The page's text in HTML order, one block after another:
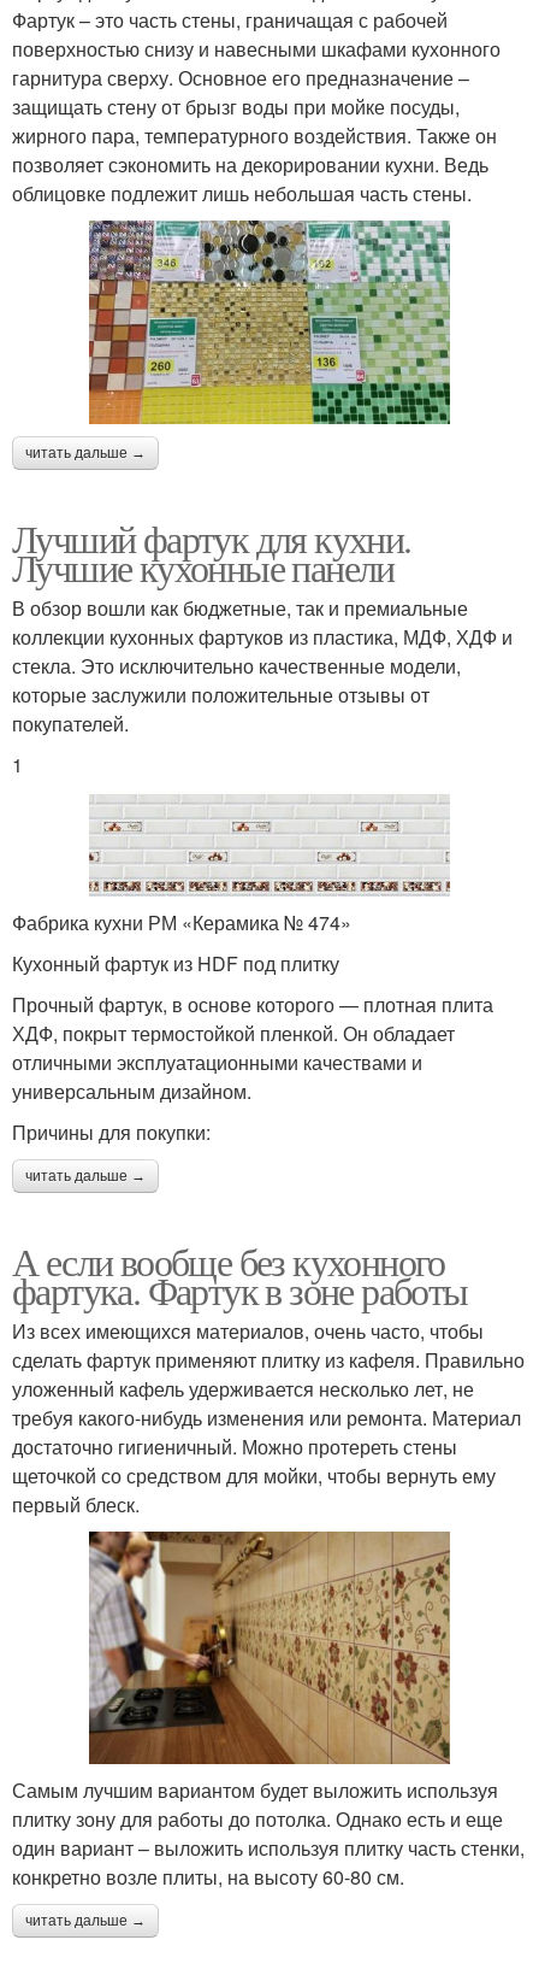
Фартук – это часть стены, граничащая с рабочей
поверхностью снизу и навесными шкафами кухонного
гарнитура сверху. Основное его предназначение –
защищать стену от брызг воды при мойке посуды,
жирного пара, температурного воздействия. Также он
позволяет сэкономить на декорировании кухни. Ведь
облицовке подлежит лишь небольшая часть стены.
читать дальше →
Лучший фартук для кухни.
Лучшие кухонные панели
В обзор вошли как бюджетные, так и премиальные
коллекции кухонных фартуков из пластика, МДФ, ХДФ и
стекла. Это исключительно качественные модели,
которые заслужили положительные отзывы от
покупателей.
1
Фабрика кухни РМ «Керамика № 474»
Кухонный фартук из HDF под плитку
Прочный фартук, в основе которого — плотная плита
ХДФ, покрыт термостойкой пленкой. Он обладает
отличными эксплуатационными качествами и
универсальным дизайном.
Причины для покупки:
читать дальше →
А если вообще без кухонного
фартука. Фартук в зоне работы
Из всех имеющихся материалов, очень часто, чтобы
сделать фартук применяют плитку из кафеля. Правильно
уложенный кафель удерживается несколько лет, не
требуя какого-нибудь изменения или ремонта. Материал
достаточно гигиеничный. Можно протереть стены
щеточкой со средством для мойки, чтобы вернуть ему
первый блеск.
Самым лучшим вариантом будет выложить используя
плитку зону для работы до потолка. Однако есть и еще
один вариант – выложить используя плитку часть стенки,
конкретно возле плиты, на высоту 60-80 см.
читать дальше →